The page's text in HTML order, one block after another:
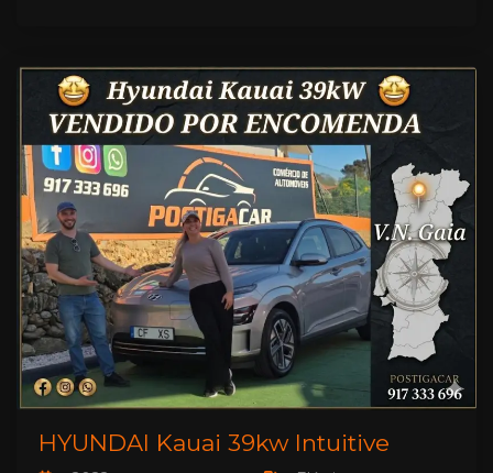
HYUNDAI Kauai 39kw Intuitive